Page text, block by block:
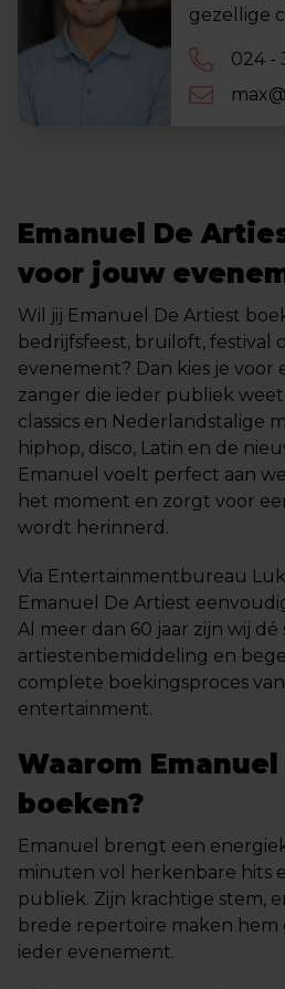
gezellige
024 -
Emanuel De
voor jouw
Wil jij Emanuel De Artiest
bedrijfsfeest, bruiloft, festival
evenement? Dan kies je voor
zanger die ieder publiek weet
classics en Nederlandstalige
hiphop, disco, Latin en de
Emanuel voelt perfect aan
het moment en zorgt voor
wordt herinnerd.
Via Entertainmentbureau
Emanuel De Artiest
Al meer dan 60 jaar zijn wij dé
artiestenbemiddeling en
complete boekingsproces
entertainment.
Waarom
boeken?
Emanuel brengt een
minuten vol herkenbare hits
publiek. Zijn krachtige stem,
brede repertoire maken hem
ieder evenement.